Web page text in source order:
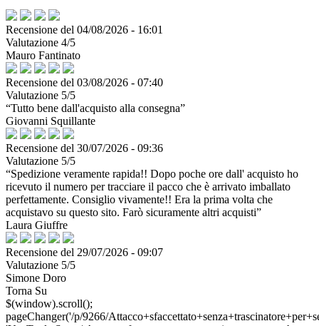
Recensione del 04/08/2026 - 16:01
Valutazione 4/5
Mauro Fantinato
Recensione del 03/08/2026 - 07:40
Valutazione 5/5
“Tutto bene dall'acquisto alla consegna”
Giovanni Squillante
Recensione del 30/07/2026 - 09:36
Valutazione 5/5
“Spedizione veramente rapida!! Dopo poche ore dall' acquisto ho
ricevuto il numero per tracciare il pacco che è arrivato imballato
perfettamente. Consiglio vivamente!! Era la prima volta che
acquistavo su questo sito. Farò sicuramente altri acquisti”
Laura Giuffre
Recensione del 29/07/2026 - 09:07
Valutazione 5/5
Simone Doro
Torna Su
$(window).scroll();
pageChanger('/p/9266/